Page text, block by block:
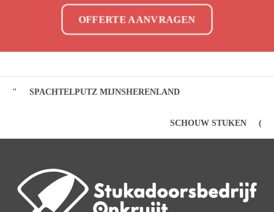
OFFERTE AANVRAGEN
SPACHTELPUTZ MIJNSHERENLAND
SCHOUW STUKEN